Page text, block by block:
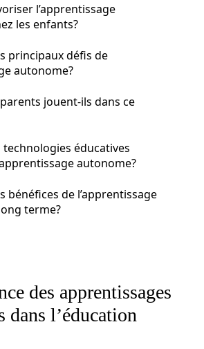
l’apprentissage
les enfants?
principaux défis de
autonome?
jouent-ils dans ce
technologies éducatives
autonome?
bénéfices de l’apprentissage
terme?
des apprentissages
dans l’éducation